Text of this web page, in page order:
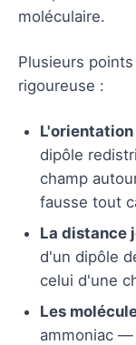
moléculaire.
Plusieurs
rigoureuse :
dipôle
champ
fausse tout
La distance
d'un dipôle
celui d'une
Les
ammoniac —